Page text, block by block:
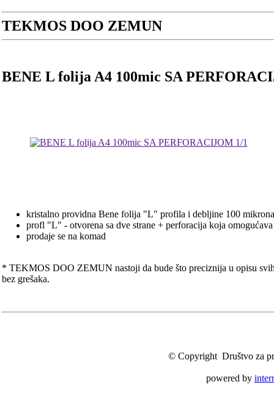
TEKMOS DOO ZEMUN
BENE L folija A4 100mic SA
kristalno providna Bene folija "L" profila i debljine 100 mikrona
profl "L" - otvorena sa dve strane + perforacija koja
prodaje se na komad
* TEKMOS DOO ZEMUN nastoji da bude što preciznija u opisu
bez grešaka.
© Copyright Društvo za
powered by